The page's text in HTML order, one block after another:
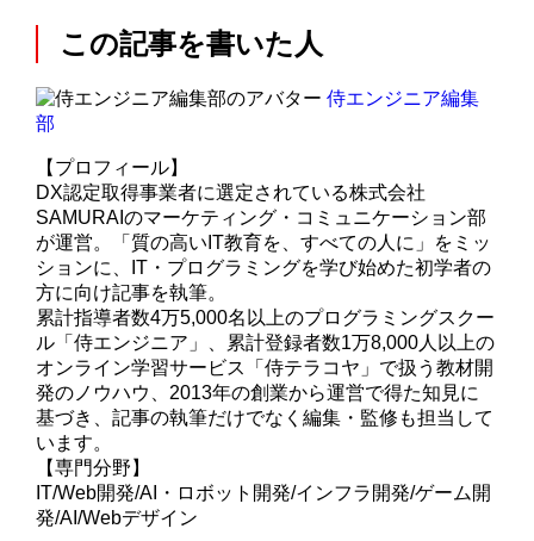
この記事を書いた人
侍エンジニア編集
部
【プロフィール】
DX認定取得事業者に選定されている株式会社
SAMURAIのマーケティング・コミュニケーション部
が運営。「質の高いIT教育を、すべての人に」をミッ
ションに、IT・プログラミングを学び始めた初学者の
方に向け記事を執筆。
累計指導者数4万5,000名以上のプログラミングスクー
ル「侍エンジニア」、累計登録者数1万8,000人以上の
オンライン学習サービス「侍テラコヤ」で扱う教材開
発のノウハウ、2013年の創業から運営で得た知見に
基づき、記事の執筆だけでなく編集・監修も担当して
います。
【専門分野】
IT/Web開発/AI・ロボット開発/インフラ開発/ゲーム開
発/AI/Webデザイン